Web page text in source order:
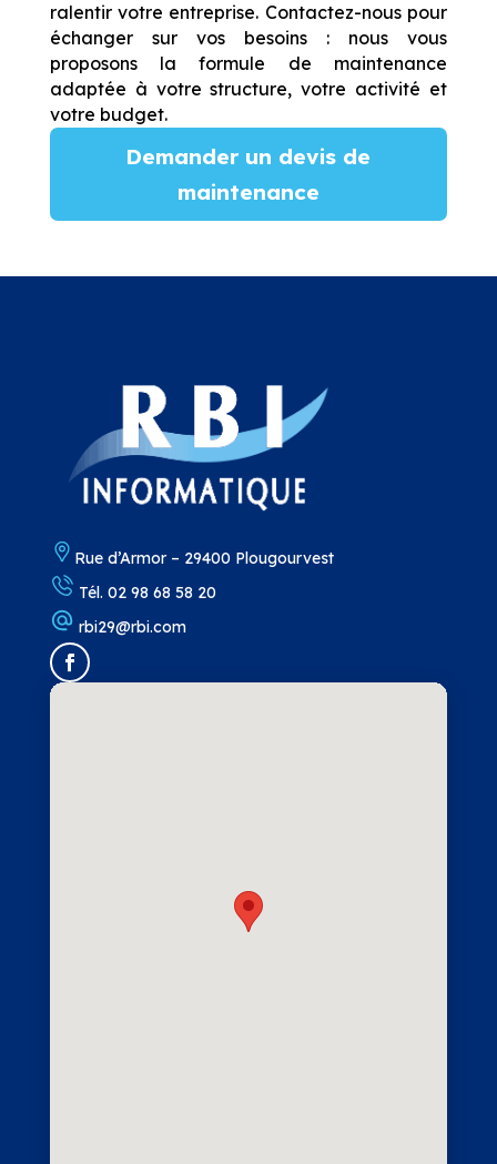
ralentir votre entreprise. Contactez-nous pour
échanger sur vos besoins : nous vous
proposons la formule de maintenance
adaptée à votre structure, votre activité et
votre budget.
Demander un devis de
maintenance
Rue d’Armor – 29400 Plougourvest
Tél. 02 98 68 58 20
rbi29@rbi.com